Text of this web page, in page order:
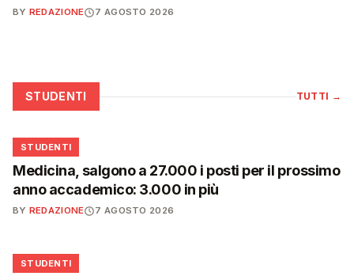
BY REDAZIONE 7 AGOSTO 2026
STUDENTI TUTTI →
🎓
STUDENTI
Medicina, salgono a 27.000 i posti per il prossimo
anno accademico: 3.000 in più
BY REDAZIONE 7 AGOSTO 2026
🎓
STUDENTI